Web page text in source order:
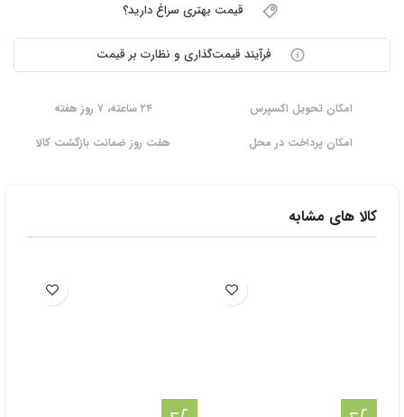
قیمت بهتری سراغ دارید؟
فرآیند قیمت‌گذاری و نظارت بر قیمت
امکان تحویل اکسپرس
۲۴ ساعته، ۷ روز هفته
امکان پرداخت در محل
هفت روز ضمانت بازگشت کالا
کالا های مشابه